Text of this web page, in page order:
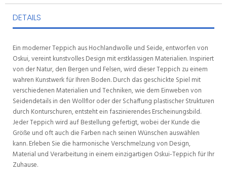
DETAILS
Ein moderner Teppich aus Hochlandwolle und Seide, entworfen von
Oskui, vereint kunstvolles Design mit erstklassigen Materialien. Inspiriert
von der Natur, den Bergen und Felsen, wird dieser Teppich zu einem
wahren Kunstwerk für Ihren Boden. Durch das geschickte Spiel mit
verschiedenen Materialien und Techniken, wie dem Einweben von
Seidendetails in den Wollflor oder der Schaffung plastischer Strukturen
durch Konturschuren, entsteht ein faszinierendes Erscheinungsbild.
Jeder Teppich wird auf Bestellung gefertigt, wobei der Kunde die
Größe und oft auch die Farben nach seinen Wünschen auswählen
kann. Erleben Sie die harmonische Verschmelzung von Design,
Material und Verarbeitung in einem einzigartigen Oskui-Teppich für Ihr
Zuhause.